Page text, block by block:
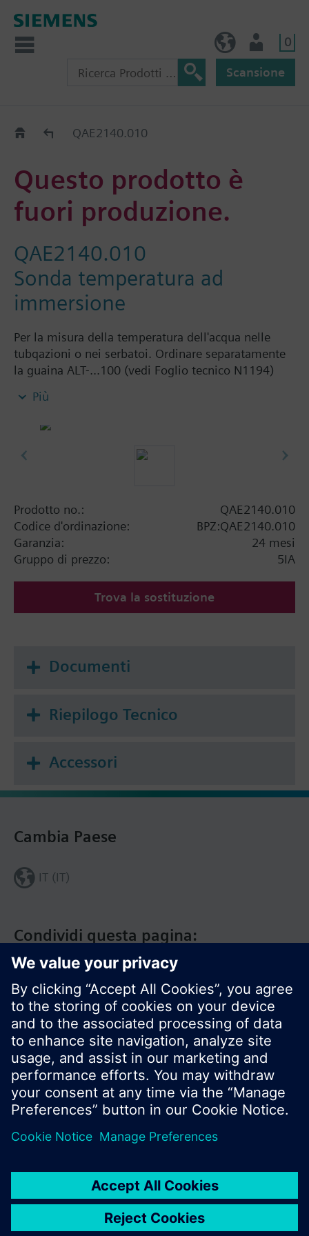
0
Scansione
Old2NewQAE2140.010
Questo prodotto è
fuori produzione.
QAE2140.010
Sonda temperatura ad
immersione
Per la misura della temperatura dell'acqua nelle
tubqazioni o nei serbatoi. Ordinare separatamente
la guaina ALT-...100 (vedi Foglio tecnico N1194)
Informazioni aggiuntive
non è prevista una guaina di protezione e la
pressione stessa dipende dalla guaina usata (vedere
Più
Prodotto no.:
QAE2140.010
Codice d'ordinazione:
BPZ:QAE2140.010
Garanzia:
24 mesi
Gruppo di prezzo:
5IA
Trova la sostituzione
Documenti
Riepilogo Tecnico
Accessori
Condividi questa pagina:
Cambia Paese
IT (IT)
Siemens Italia
I prodotti e i pressi possono variare a seconda del
Informativa sulla privacy
Termini d'utilizzo